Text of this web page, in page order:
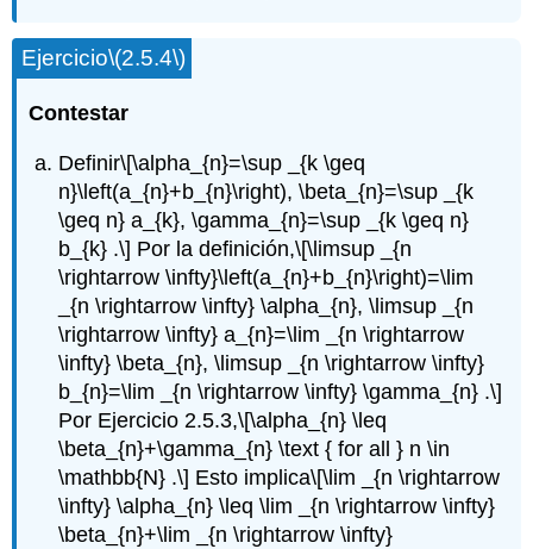
Ejercicio\(2.5.4\)
Contestar
Definir\[\alpha_{n}=\sup _{k \geq
n}\left(a_{n}+b_{n}\right), \beta_{n}=\sup _{k
\geq n} a_{k}, \gamma_{n}=\sup _{k \geq n}
b_{k} .\] Por la definición,\[\limsup _{n
\rightarrow \infty}\left(a_{n}+b_{n}\right)=\lim
_{n \rightarrow \infty} \alpha_{n}, \limsup _{n
\rightarrow \infty} a_{n}=\lim _{n \rightarrow
\infty} \beta_{n}, \limsup _{n \rightarrow \infty}
b_{n}=\lim _{n \rightarrow \infty} \gamma_{n} .\]
Por Ejercicio 2.5.3,\[\alpha_{n} \leq
\beta_{n}+\gamma_{n} \text { for all } n \in
\mathbb{N} .\] Esto implica\[\lim _{n \rightarrow
\infty} \alpha_{n} \leq \lim _{n \rightarrow \infty}
\beta_{n}+\lim _{n \rightarrow \infty}